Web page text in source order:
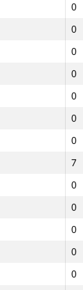
0
0
0
0
0
0
0
7
0
0
0
0
0
0
0
0
0
0
0
0
7
0
0
0
0
0